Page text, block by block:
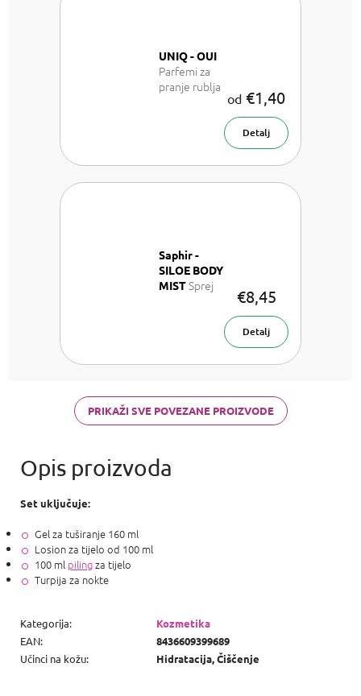
UNIQ - OUI
Parfemi za
pranje rublja
od €1,40
Detalj
Saphir -
SILOE BODY
MISTSprej
€8,45
Detalj
PRIKAŽI SVE POVEZANE PROIZVODE
Set uključuje:
Gel za tuširanje 160 ml
Losion za tijelo od 100 ml
100 ml pilingza tijelo
Turpija za nokte
Kategorija:
Kozmetika
EAN:
8436609399689
Učinci na kožu: Hidratacija, Čiščenje